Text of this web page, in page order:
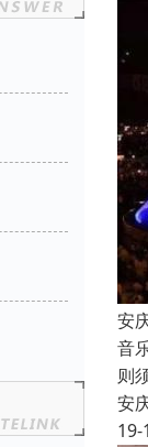
安
音
则
安
19-